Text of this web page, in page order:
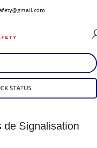
STATUS
de Signalisation